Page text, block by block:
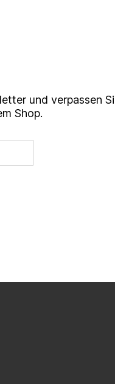
und verpassen
Shop.